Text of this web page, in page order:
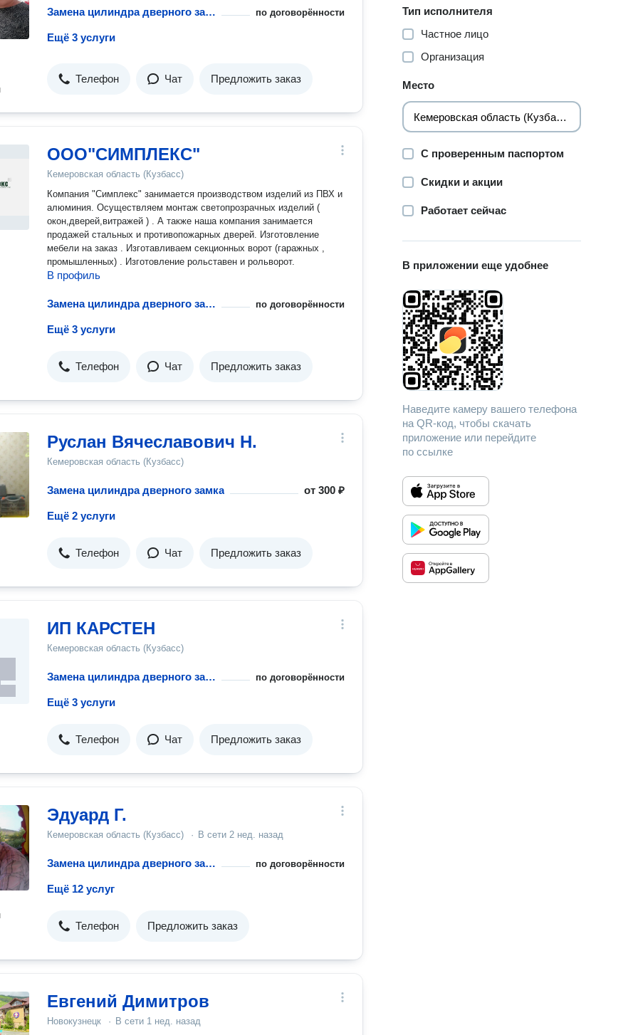
Замена цилиндра дверного замка по договорённости
Ещё 3 услуги
Телефон Чат Предложить заказ
ООО"СИМПЛЕКС"
Кемеровская область (Кузбасс)
Компания "Симплекс" занимается производством изделий из ПВХ и
алюминия. Осуществляем монтаж светопрозрачных изделий (
окон,дверей,витражей ) . А также наша компания занимается
продажей стальных и противопожарных дверей. Изготовление
мебели на заказ . Изготавливаем секционных ворот (гаражных ,
промышленных) . Изготовление рольставен и рольворот.
В профиль
Замена цилиндра дверного замка по договорённости
Ещё 3 услуги
Телефон Чат Предложить заказ
Руслан Вячеславович Н.
Кемеровская область (Кузбасс)
Замена цилиндра дверного замка от300 ₽
Ещё 2 услуги
Телефон Чат Предложить заказ
ИП КАРСТЕН
Кемеровская область (Кузбасс)
Замена цилиндра дверного замка по договорённости
Ещё 3 услуги
Телефон Чат Предложить заказ
Эдуард Г.
Кемеровская область (Кузбасс) · В сети 2 нед. назад
Замена цилиндра дверного замка по договорённости
Ещё 12 услуг
Телефон Предложить заказ
Евгений Димитров
Новокузнецк · В сети 1 нед. назад
Тип исполнителя
Частное лицо
Организация
Место
С проверенным паспортом
Скидки и акции
Работает сейчас
В приложении еще удобнее
Наведите камеру вашего телефона
на QR-код, чтобы скачать
приложение или перейдите
по ссылке